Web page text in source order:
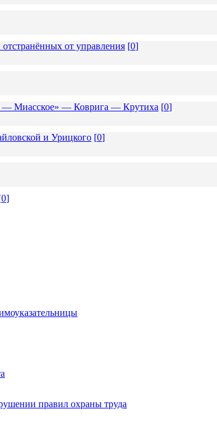
от управления [0]
— Миасское» — Коврига — Крутиха [0]
и Урицкого [0]
0]
правил охраны труда